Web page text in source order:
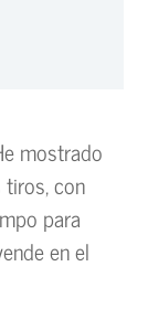
mostrado
con
para
en el